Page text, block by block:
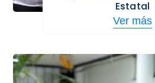
Estatal
Ver más